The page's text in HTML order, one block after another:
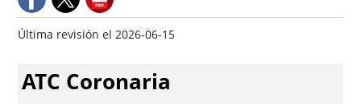
Última revisión el 2026-06-15
ATC Coronaria